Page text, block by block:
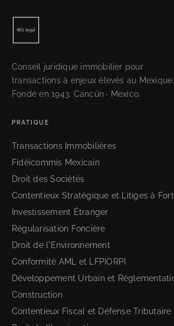
Conseil juridique immobilier pour
transactions à enjeux élevés au Mexique.
Fondé en 1943. Cancún · Mexico.
PRATIQUE
Transactions Immobilières
Fidéicommis Mexicain
Droit des Sociétés
Contentieux Stratégique et Litiges à
Investissement Étranger
Régularisation Foncière
Droit de l'Environnement
Conformité AML et LFPIORPI
Développement Urbain et
Construction
Contentieux Fiscal et Défense Tributaire